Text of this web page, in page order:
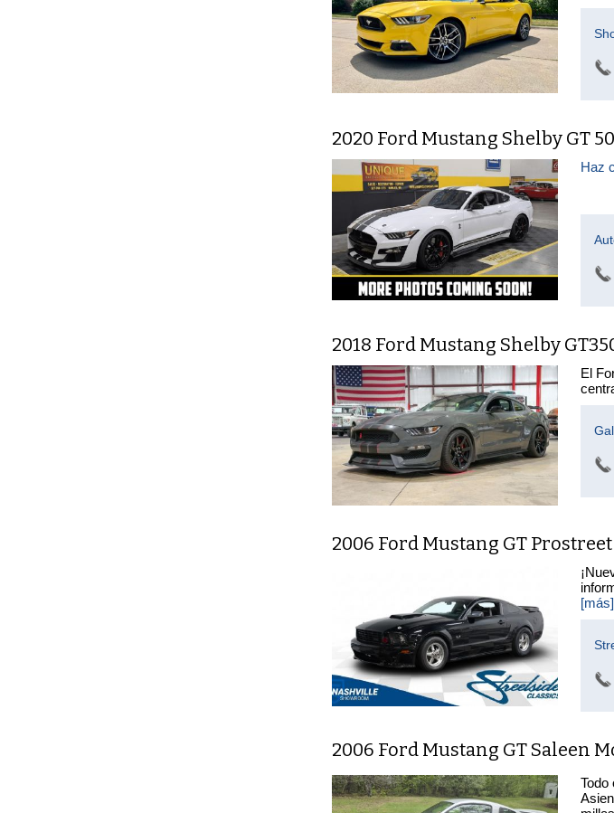
2020 Ford Mustang Shelby GT
Haz
2018 Ford Mustang Shelby
El
2006 Ford Mustang GT Prostreet
[más]
2006 Ford Mustang GT Saleen
Todo